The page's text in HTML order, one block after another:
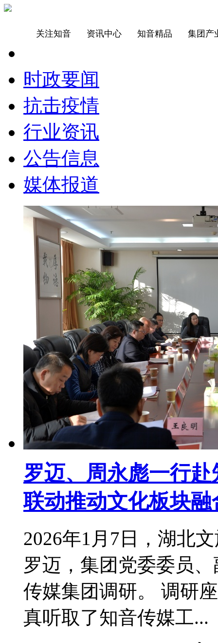
关注知音 资讯中心 知音精品 集团产
时政要闻
抗击疫情
行业资讯
公告信息
媒体报道
罗迈、周永彪一行
联动推动文化板块融
2026年1月7日，湖北
罗迈，集团党委委员
传媒集团调研。 调研
真听取了知音传媒工...